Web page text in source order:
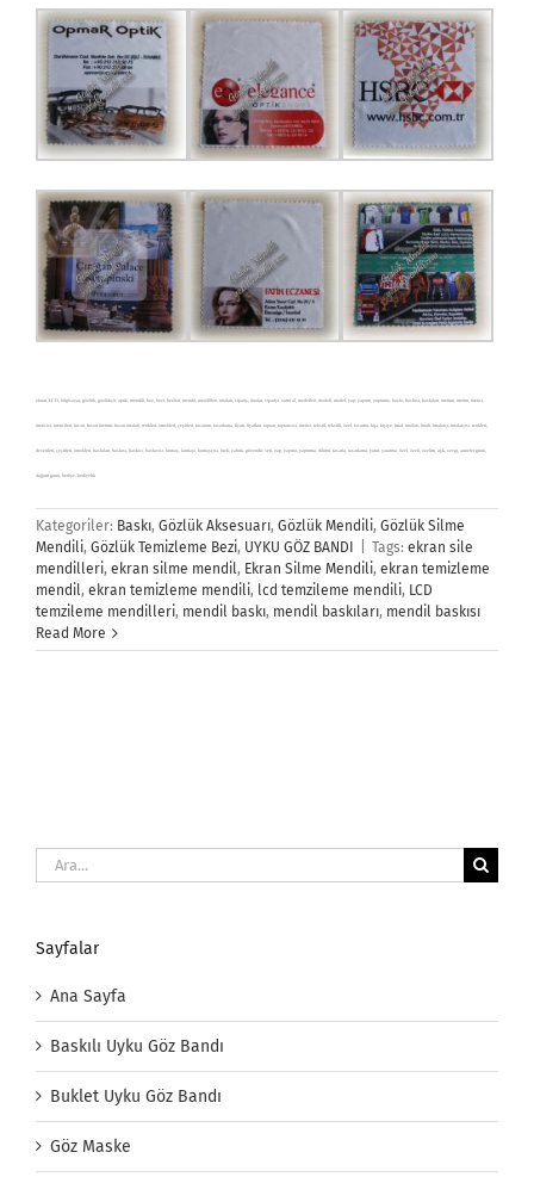
ekran, LCD, bilgisayar, gözlük, gözlükçü, optik, mendili, bez, bezi, bezleri, mendil, mendilleri, imalatı, sipariş, imalat, siparişi, satın al, modelleri, modeli, model, yap, yapımı, yaptırma, baskı, baskısı, baskıları, üretimi, üretim, üretici,
üreticisi, üreticileri, fason, fason üretimi, fason imalatı, renkleri, örnekleri, çeşitleri, tasarımı, tasarlama, fiyatı, fiyatları, toptan, toptancısı, üretici, tekstil, tekstili, özel, tasarım, kişi, kişiye, imal, imalatı, imali, imalatçı, imalatçısı, renkleri,
desenleri, çeşitleri, örnekleri, baskıları, baskısı, baskıcı, baskıcısı, kumaş, kumaşı, kumaşçısı, hızlı, çabuk, güvenilir, seti, yap, yapma, yaptırma, dikimi, tasarla, tasarlama, yarat, yaratma, özel, özeli, özelim, aşk, sevgi, anneler günü,
doğum günü, hediye, hediyelik
Kategoriler: Baskı, Gözlük Aksesuarı, Gözlük Mendili, Gözlük Silme
Mendili, Gözlük Temizleme Bezi, UYKU GÖZ BANDI Tags: ekran sile
mendilleri, ekran silme mendil, Ekran Silme Mendili, ekran temizleme
mendil, ekran temizleme mendili, lcd temzileme mendili, LCD
temzileme mendilleri, mendil baskı, mendil baskıları, mendil baskısı
Read More
Ara:
Sayfalar
Ana Sayfa
Baskılı Uyku Göz Bandı
Buklet Uyku Göz Bandı
Göz Maske